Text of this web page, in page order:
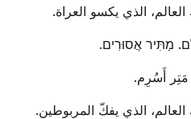
الذي يكسو العراة.
מַתִּיר אֲסוּרִים.
مَتِر أَسُرِم.
العالم، الذي يفكّ المربوطين.